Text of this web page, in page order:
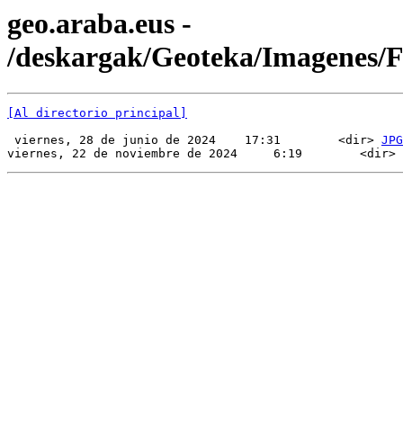
geo.araba.eus -
/deskargak/Geoteka/Imagenes/
[Al directorio principal]
viernes, 28 de junio de 2024    17:31        <dir> JPG
viernes, 22 de noviembre de 2024     6:19        <dir>